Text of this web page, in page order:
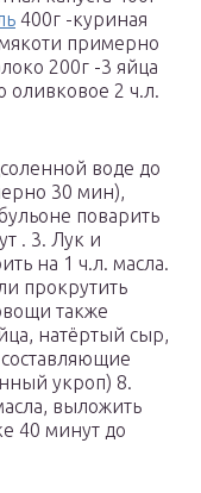
400г -куриная
примерно
200г -3 яйца
оливковое 2 ч.л.
воде до
30 мин),
поварить
. 3. Лук и
на 1 ч.л. масла.
прокрутить
также
натёртый сыр,
укроп) 8.
выложить
40 минут до